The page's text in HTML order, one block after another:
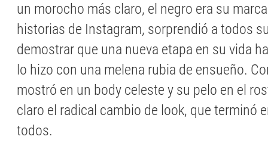
un morocho más claro, el negro era su
historias de Instagram, sorprendió a todos
demostrar que una nueva etapa en su vida
lo hizo con una melena rubia de ensueño.
mostró en un body celeste y su pelo en el
claro el radical cambio de look, que terminó
todos.